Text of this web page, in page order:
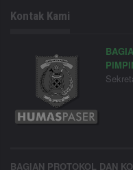
Kontak Kami
BAGIAN PROTOKOL DAN